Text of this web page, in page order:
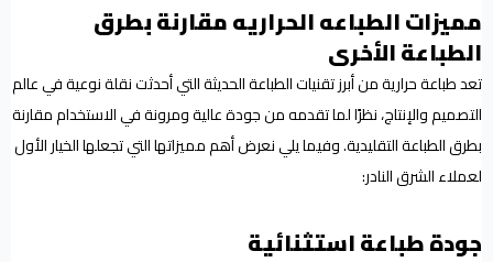
مميزات الطباعه الحراريه مقارنة بطرق
الطباعة الأخرى
تعد طباعة حرارية من أبرز تقنيات الطباعة الحديثة التي أحدثت نقلة نوعية في عالم
التصميم والإنتاج، نظرًا لما تقدمه من جودة عالية ومرونة في الاستخدام مقارنة
بطرق الطباعة التقليدية. وفيما يلي نعرض أهم مميزاتها التي تجعلها الخيار الأول
لعملاء الشرق النادر:
جودة طباعة استثنائية